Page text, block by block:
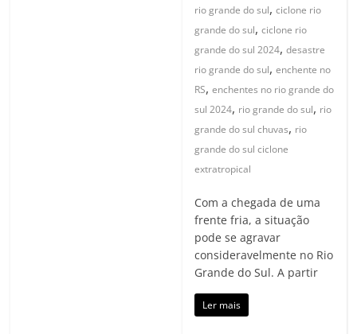
rio grande do sul,ciclone rio
grande do sul,ciclone rio
grande do sul 2024,desastre
rio grande do sul,enchente no
RS,enchentes no rio grande do
sul 2024, rio grande do sul, rio
grande do sul chuvas, rio
grande do sul ciclone
extratropical
Com a chegada de uma
frente fria, a situação
pode se agravar
consideravelmente no Rio
Grande do Sul. A partir
Ler mais